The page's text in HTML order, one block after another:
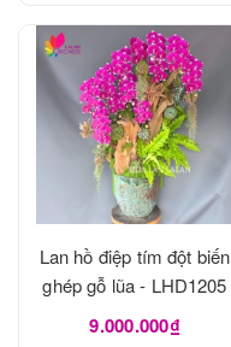
Lan hồ điệp tím đột biến
ghép gỗ lũa - LHD1205
9.000.000₫